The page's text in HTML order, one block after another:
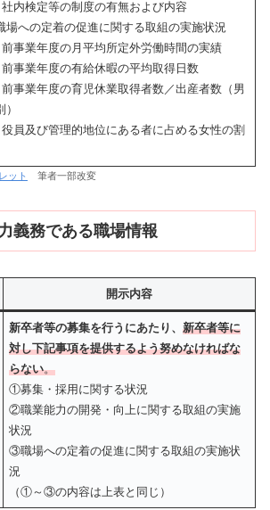
内検定等の制度の有無および内容
への定着の促進に関する取組の実施状況
事業年度の月平均所定外労働時間の実績
事業年度の有給休暇の平均取得日数
事業年度の育児休業取得者数／出産者数（男
）
員及び管理的地位にある者に占める女性の割
ット 筆者一部改変
義務である職場情報
開示内容
新卒者等の募集を行うにあたり、新卒者等に
対し下記事項を提供するよう努めなければな
らない。
①募集・採用に関する状況
②職業能力の開発・向上に関する取組の実施
状況
③職場への定着の促進に関する取組の実施状
況
（①～③の内容は上表と同じ）